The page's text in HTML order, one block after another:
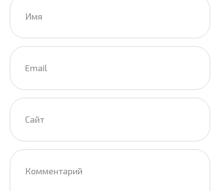
Email
Сайт
Комментарий